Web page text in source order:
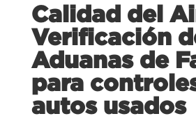
Calidad del
Verificación
Aduanas de
para
autos usados